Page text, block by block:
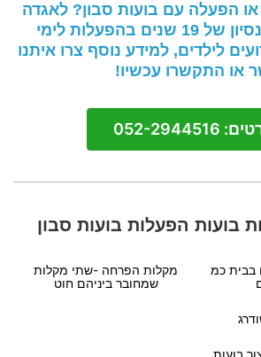
או הפעלה עם בועות סבון? לאגדה
של יום הולדת נסיון של 19 שנים בהפעלות לימי
לילדים, למידע נוסף צרו איתנו
או התקשרו עכשיו!
2944516
בועות הפעלות בועות סבון
בבית כמ
מקלות הפרחה -שתי מקלות
שמחובר ביניהם חוט